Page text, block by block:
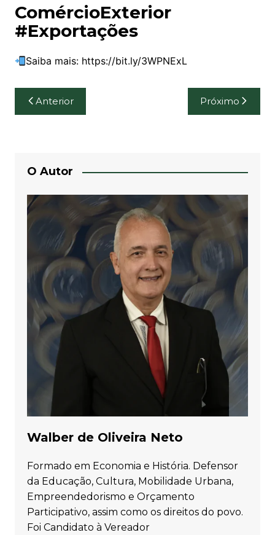
ComércioExterior
#Exportações
Saiba mais: https://bit.ly/3WPNExL
Navegação
de
Anterior Próximo
O Autor
Walber de Oliveira Neto
Formado em Economia e História. Defensor
da Educação, Cultura, Mobilidade Urbana,
Empreendedorismo e Orçamento
Participativo, assim como os direitos do povo.
Foi Candidato à Vereador